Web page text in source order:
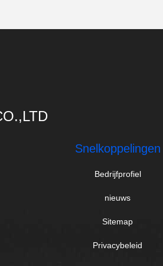
Snelkoppelingen
Bedrijfprofiel
nieuws
Sitemap
Privacybeleid